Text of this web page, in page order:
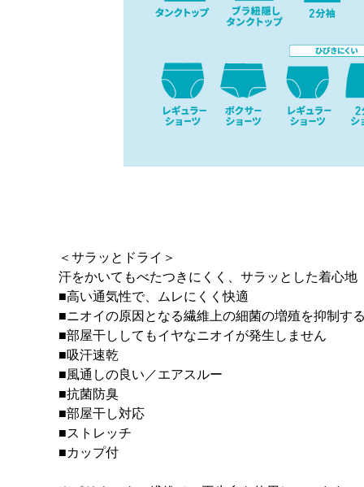
＜サラッとドライ＞
汗をかいてもべたつきにくく、サラッとした着心地
■高い通気性で、ムレにくく快適
■ニオイの原因となる繊維上の細菌の増殖を抑制す
■部屋干ししてもイヤなニオイが発生しません
■吸汗速乾
■風通しの良い／エアスルー
■抗菌防臭
■部屋干し対応
■ストレッチ
■カップ付